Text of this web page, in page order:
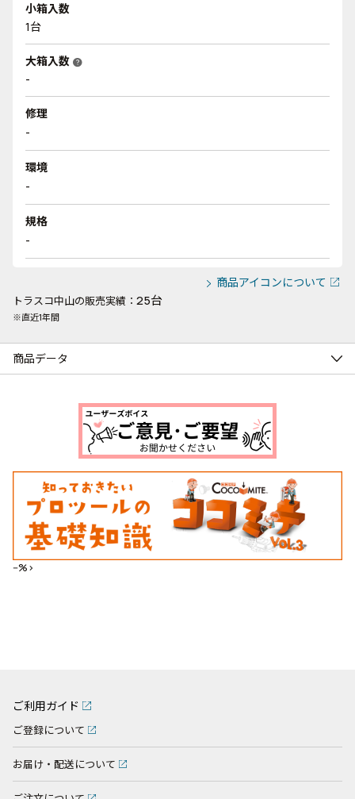
小箱入数
1台
大箱入数 help
-
修理
-
環境
-
規格
-
商品アイコンについて
トラスコ中山の販売実績： 25台
※直近1年間
商品データ
--%>
ご利用ガイド
ご登録について
お届け・配送について